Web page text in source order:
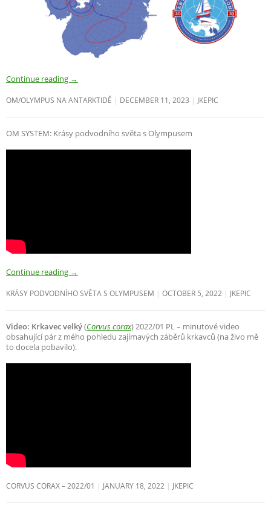
Continue reading →
OM/OLYMPUS NA ANTARKTIDĚ DECEMBER 11, 2023 JKEPIC
OM SYSTEM: Krásy podvodního světa s Olympusem
Continue reading →
KRÁSY PODVODNÍHO SVĚTA S OLYMPUSEM OCTOBER 5, 2022 JKEPIC
Video: Krkavec velký(Corvus corax) 2022/01 PL – minutové video
obsahující pár z mého pohledu zajímavých záběrů krkavců (na živo mě
to docela pobavilo).
CORVUS CORAX – 2022/01 JANUARY 18, 2022 JKEPIC